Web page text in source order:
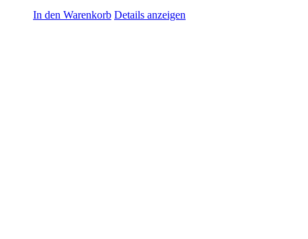
In den Warenkorb Details anzeigen